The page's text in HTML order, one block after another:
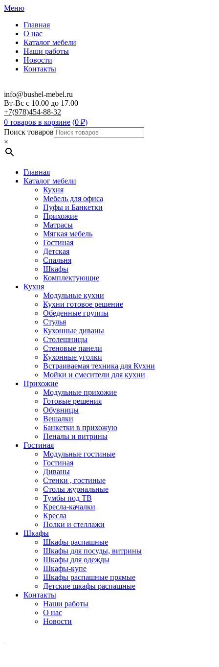
Меню
Главная
О нас
Каталог мебели
Наши работы
Новости
Контакты
info@bushel-mebel.ru
Вт-Вс c 10.00 до 17.00
+7(978)454-88-32
0 товаров в корзине (0 ₽)
Поиск товаров
×
Главная
Каталог мебели
Кухня
Мебель для офиса
Пуфы и Банкетки
Прихожие
Матрасы
Мягкая мебель
Гостиная
Детская
Спальня
Шкафы
Комплектующие
Кухня
Модульные кухни
Кухни готовое решение
Обеденные группы
Стулья
Кухонные диваны
Столешницы
Стеновые панели
Кухонные уголки
Встраиваемая техника для Кухни
Мойки и смесители для кухни
Прихожие
Модульные прихожие
Готовые решения
Обувницы
Вешалки
Банкетки в прихожую
Пеналы и витрины
Гостиная
Модульные гостиные
Гостиная
Диваны
Стенки , гостиные
Столы журнальные
Тумбы под ТВ
Кресла-качалки
Кресла
Полки и стеллажи
Шкафы
Шкафы распашные
Шкафы для посуды, витрины
Шкафы для одежды
Шкафы-купе
Шкафы распашные прямые
Детские шкафы распашные
Контакты
Наши работы
О нас
Новости